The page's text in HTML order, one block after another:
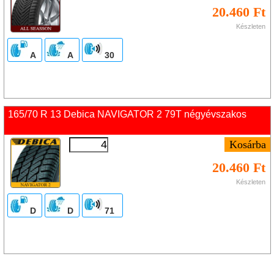
20.460 Ft
Készleten
A A 30
165/70 R 13 Debica NAVIGATOR 2 79T négyévszakos
20.460 Ft
Készleten
D D 71